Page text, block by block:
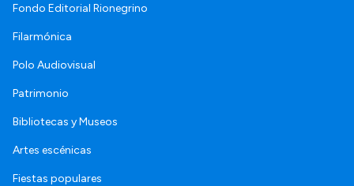
Fondo Editorial Rionegrino
Filarmónica
Polo Audiovisual
Patrimonio
Bibliotecas y Museos
Artes escénicas
Fiestas populares